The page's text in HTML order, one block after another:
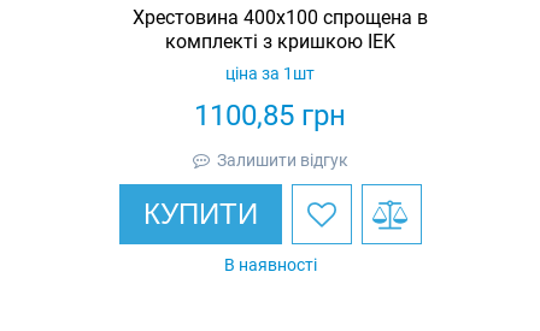
Хрестовина 400х100 спрощена в
комплекті з кришкою IEK
1100,85 грн
ціна за 1шт
Залишити відгук
КУПИТИ
В наявності